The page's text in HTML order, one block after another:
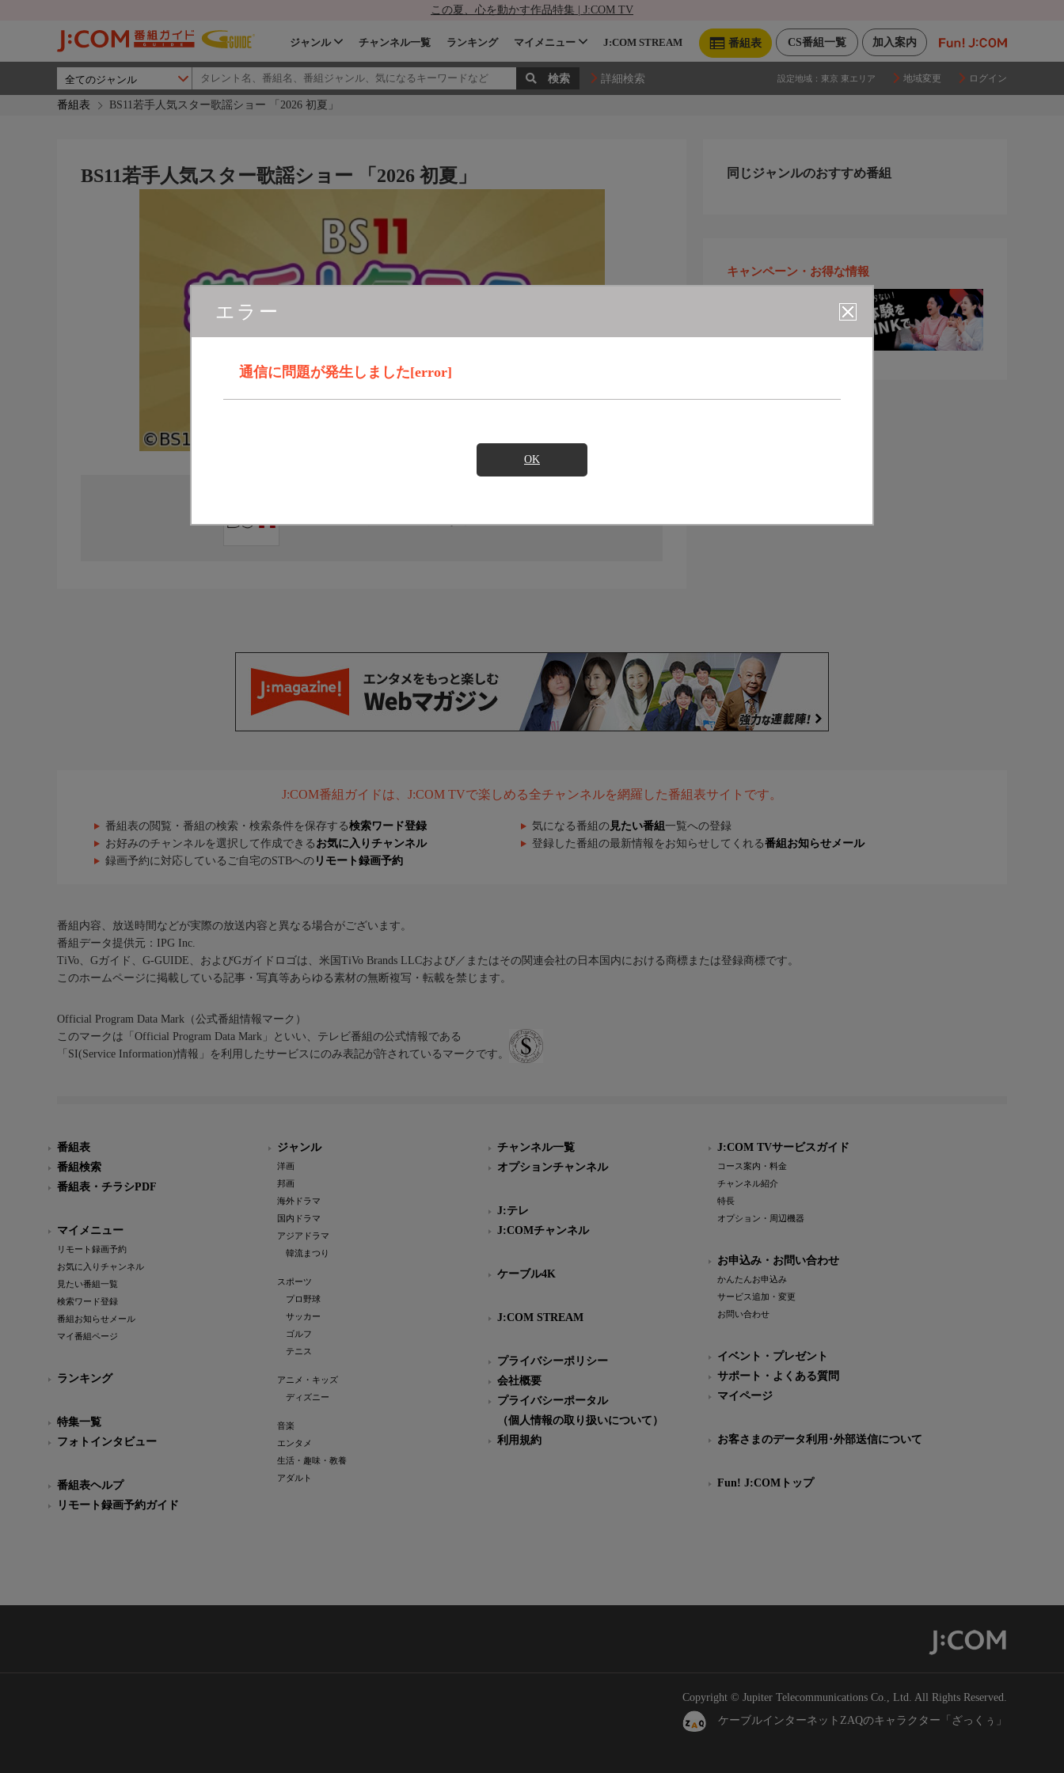
この夏、心を動かす作品特集 | J:COM TV
加入案内
CS番組一覧
番組表
ジャンル チャンネル一覧 ランキング マイメニュー J:COM STREAM
詳細検索 設定地域： 東京 東エリア 地域変更 ログイン
番組表 BS11若手人気スター歌謡ショー 「2026 初夏」
エラー
通信に問題が発生しました[error]
OK
BS11若手人気スター歌謡ショー 「2026 初夏」 同じジャンルのおすすめ番組
キャンペーン・お得な情報
J:COM番組ガイドは、J:COM TVで楽しめる全チャンネルを網羅した番組表サイトです。
番組表の閲覧・番組の検索・検索条件を保存する検索ワード登録 気になる番組の 見たい番組 一覧への登録
お好みのチャンネルを選択して作成できる お気に入りチャンネル 登録した番組の最新情報をお知らせしてくれる番組お知らせメール
録画予約に対応しているご自宅のSTBへの リモート録画予約
番組内容、放送時間などが実際の放送内容と異なる場合がございます。
番組データ提供元：IPG Inc.
TiVo、Gガイド、G-GUIDE、およびGガイドロゴは、米国TiVo Brands LLCおよび／またはその関連会社の日本国内における商標または登録商標です。
このホームページに掲載している記事・写真等あらゆる素材の無断複写・転載を禁じます。
Official Program Data Mark（公式番組情報マーク）
このマークは「Official Program Data Mark」といい、テレビ番組の公式情報である
「SI(Service Information)情報」を利用したサービスにのみ表記が許されているマークです。
番組表
番組検索
番組表・チラシPDF
マイメニュー
リモート録画予約
お気に入りチャンネル
見たい番組一覧
検索ワード登録
番組お知らせメール
マイ番組ページ
ランキング
特集一覧
フォトインタビュー
番組表ヘルプ
リモート録画予約ガイド
ジャンル
洋画
邦画
海外ドラマ
国内ドラマ
アジアドラマ
韓流まつり
スポーツ
プロ野球
サッカー
ゴルフ
テニス
アニメ・キッズ
ディズニー
音楽
エンタメ
生活・趣味・教養
アダルト
チャンネル一覧
オプションチャンネル
J:テレ
J:COMチャンネル
ケーブル4K
J:COM STREAM
プライバシーポリシー
会社概要
プライバシーポータル
（個人情報の取り扱いについて）
利用規約
J:COM TVサービスガイド
コース案内・料金
チャンネル紹介
特長
オプション・周辺機器
お申込み・お問い合わせ
かんたんお申込み
サービス追加・変更
お問い合わせ
イベント・プレゼント
サポート・よくある質問
マイページ
お客さまのデータ利用･外部送信について
Fun! J:COMトップ
Copyright © Jupiter Telecommunications Co., Ltd. All Rights Reserved.
ケーブルインターネットZAQのキャラクター「ざっくぅ」